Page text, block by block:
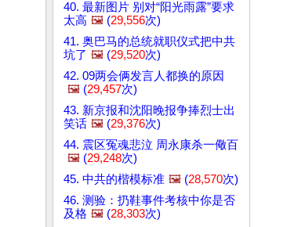
40. 最新图片 别对“阳光雨露”要求
太高 🖼️ (29,556次)
41. 奥巴马的总统就职仪式把中共
坑了 🖼️ (29,520次)
42. 09两会俩发言人都换的原因
🖼️ (29,457次)
43. 新京报和沈阳晚报争捧烈士出
笑话 🖼️ (29,376次)
44. 震区冤魂悲泣 周永康杀一儆百
🖼️ (29,248次)
45. 中共的楷模标准 🖼️ (28,570次)
46. 测验：扔鞋事件考核中你是否
及格 🖼️ (28,303次)